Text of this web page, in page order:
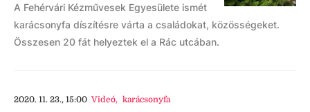
A Fehérvári Kézművesek Egyesülete ismét
karácsonyfa díszítésre várta a családokat, közösségeket.
Összesen 20 fát helyeztek el a Rác utcában.
2020. 11. 23., 15:00 Videó, karácsonyfa